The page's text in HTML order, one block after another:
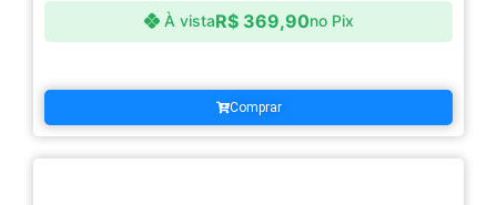
À vistaR$369,90no Pix
Comprar